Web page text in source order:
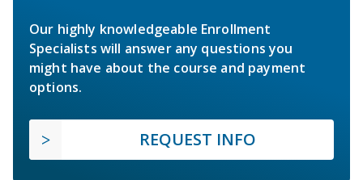
Our highly knowledgeable Enrollment
Specialists will answer any questions you
might have about the course and payment
options.
REQUEST INFO